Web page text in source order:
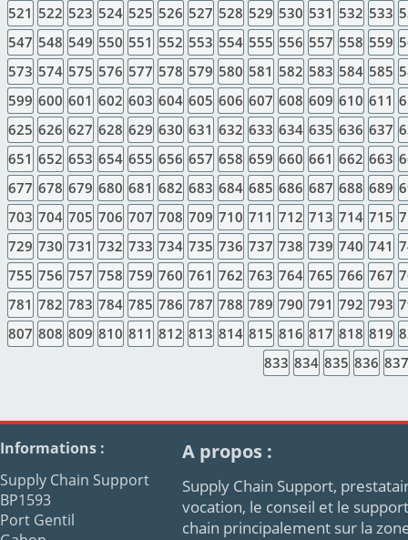
521 522 523 524 525 526 527 528 529 530 531 532 533
547 548 549 550 551 552 553 554 555 556 557 558 559
573 574 575 576 577 578 579 580 581 582 583 584 585
599 600 601 602 603 604 605 606 607 608 609 610 611
625 626 627 628 629 630 631 632 633 634 635 636 637
651 652 653 654 655 656 657 658 659 660 661 662 663
677 678 679 680 681 682 683 684 685 686 687 688 689
703 704 705 706 707 708 709 710 711 712 713 714 715
729 730 731 732 733 734 735 736 737 738 739 740 741
755 756 757 758 759 760 761 762 763 764 765 766 767
781 782 783 784 785 786 787 788 789 790 791 792 793
807 808 809 810 811 812 813 814 815 816 817 818 819
833 834 835 836 837
Informations :
Supply Chain Support
BP1593
Port Gentil
A propos :
Supply Chain Support,
vocation, le conseil et le
chain principalement sur la